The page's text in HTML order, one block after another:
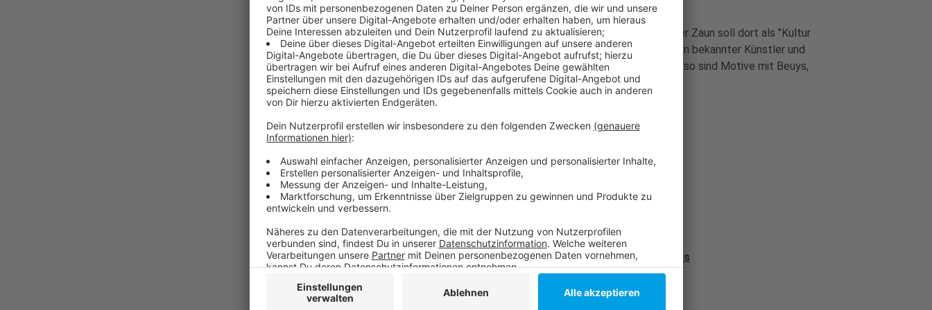
Sie zieren den Bauzaun um die Baustelle vor dem Carsch-Haus. Der Zaun soll dort als "Kultur
Pop-Up" bis Mitte Mai stehen bleiben. Gezeigt werden Fotografien bekannter Künstler und
Newcomer. Viele Motive haben auch einen Bezug zu Düsseldorf - so sind Motive mit Beuys,
Kraftwerk oder der Kiefernstraße zu finden.
Weitere Infos und Links zum Thema
Anzeige
Über das Projekt "Open Space Gallery"
Anfang des Jahres starteten die Bauarbeiten am Carsch-Haus